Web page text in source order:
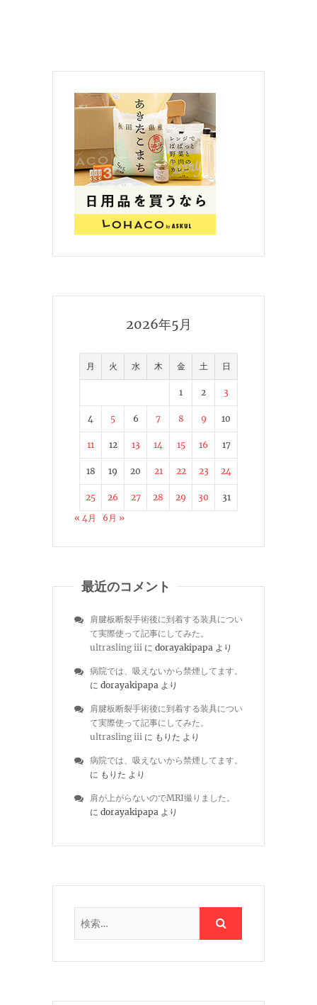
2026年5月
月 火 水 木 金 土 日
1 2 3
4 5 6 7 8 9 10
11 12 13 14 15 16 17
18 19 20 21 22 23 24
25 26 27 28 29 30
31
« 4月
6月 »
最近のコメント
肩腱板断裂手術後に到着する装具につい
て実際使って記事にしてみた。
ultrasling iii に dorayakipapa より
病院では、吸えないから禁煙してます。
に dorayakipapa より
肩腱板断裂手術後に到着する装具につい
て実際使って記事にしてみた。
ultrasling iii に もりた より
病院では、吸えないから禁煙してます。
に もりた より
肩が上がらないのでMRI撮りました。
に dorayakipapa より